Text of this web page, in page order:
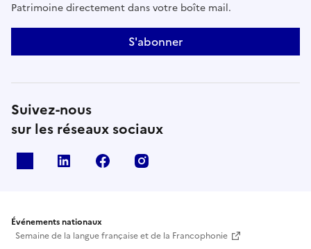
Patrimoine directement dans votre boîte mail.
S'abonner
Suivez-nous
sur les réseaux sociaux
Linkedin Facebook
Événements nationaux
Semaine de la langue française et de la Francophonie